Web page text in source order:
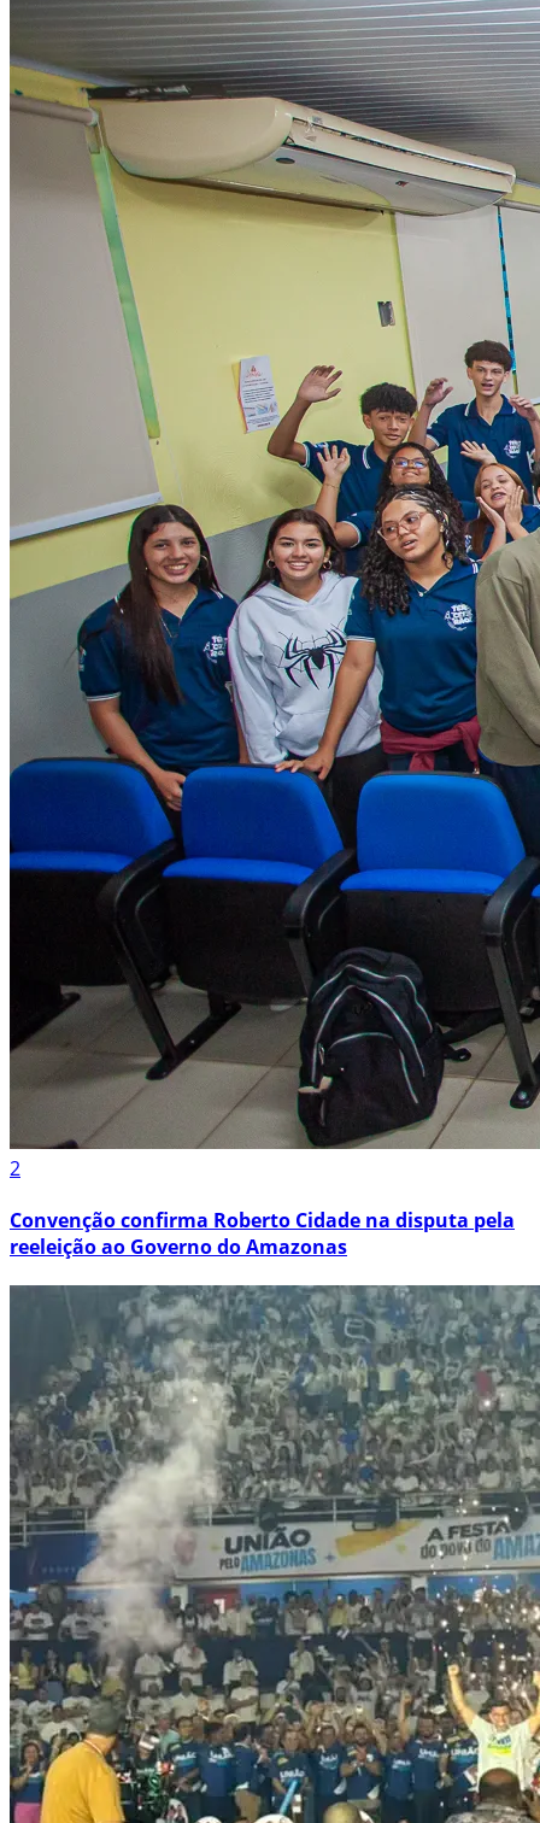
2
Convenção confirma Roberto Cidade na disputa pela
reeleição ao Governo do Amazonas